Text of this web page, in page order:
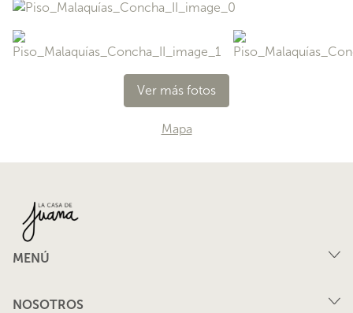
salida a la terraza. ¿Te gustaría conocer esta propiedad?
Agenda tu visita y uno de nuestros embajadores te
contactará para un recorrido. EQUIPAMIENTO: 1
Ver más fotos
Mapa
MENÚ
NOSOTROS